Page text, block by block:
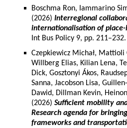
Boschma Ron, Iammarino
(2026) Interregional
internationalisation of
Int Bus Policy 9, pp. 211–232.
Czepkiewicz Michał, Mattioli
Willberg Elias, Kilian Lena,
Dick, Gosztonyi Ákos,
Sanna, Jacobson Lisa,
Dawid, Dillman Kevin,
(2026) Sufficient mobility
Research agenda for
frameworks and